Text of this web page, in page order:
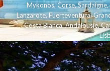
Mykonos,Corse,Sardaigne,
Lanzarote,Fuerteventura,
Costa Blanca,Andalousie,